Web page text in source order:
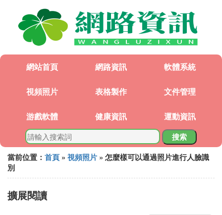
網站首頁 網路資訊 軟體系統
視頻照片 表格製作 文件管理
游戲軟體 健康資訊 運動資訊
搜索
當前位置： 首頁 » 視頻照片 » 怎麼樣可以通過照片進行人臉識
別
擴展閱讀